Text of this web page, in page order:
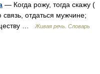
— Когда рожу, тогда скажу (
связь, отдаться мужчине;
…
Живая речь. Словарь